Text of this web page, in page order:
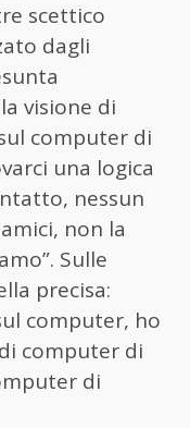
scettico
dagli
visione di
computer di
una logica
nessun
non la
Sulle
precisa:
computer, ho
computer di
di